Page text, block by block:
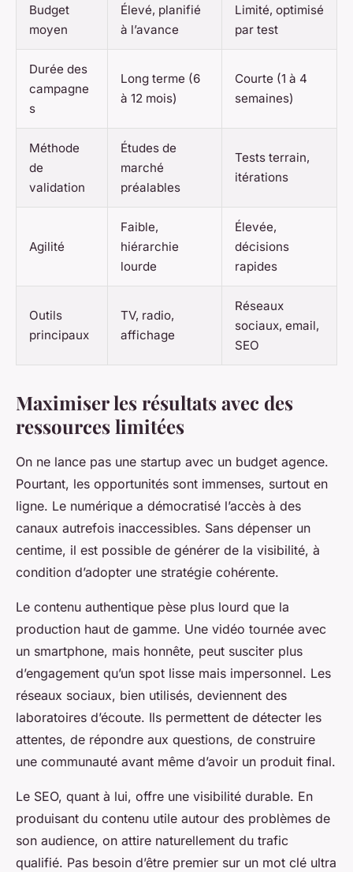
Budget
moyen
Élevé, planifié
à l’avance
Limité, optimisé
par test
Durée des
campagne
s
Long terme (6
à 12 mois)
Courte (1 à 4
semaines)
Méthode
de
validation
Études de
marché
préalables
Tests terrain,
itérations
Agilité
Faible,
hiérarchie
lourde
Élevée,
décisions
rapides
Outils
principaux
TV, radio,
affichage
Réseaux
sociaux, email,
SEO
Maximiser les résultats avec des
ressources limitées
On ne lance pas une startup avec un budget agence.
Pourtant, les opportunités sont immenses, surtout en
ligne. Le numérique a démocratisé l’accès à des
canaux autrefois inaccessibles. Sans dépenser un
centime, il est possible de générer de la visibilité, à
condition d’adopter une stratégie cohérente.
Le contenu authentique pèse plus lourd que la
production haut de gamme. Une vidéo tournée avec
un smartphone, mais honnête, peut susciter plus
d’engagement qu’un spot lisse mais impersonnel. Les
réseaux sociaux, bien utilisés, deviennent des
laboratoires d’écoute. Ils permettent de détecter les
attentes, de répondre aux questions, de construire
une communauté avant même d’avoir un produit final.
Le SEO, quant à lui, offre une visibilité durable. En
produisant du contenu utile autour des problèmes de
son audience, on attire naturellement du trafic
qualifié. Pas besoin d’être premier sur un mot clé ultra